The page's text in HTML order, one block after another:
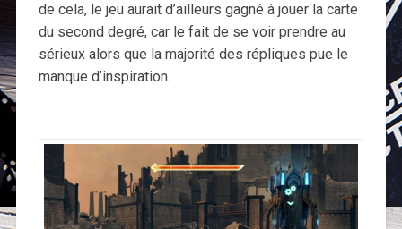
de cela, le jeu aurait d’ailleurs gagné à jouer la carte
du second degré, car le fait de se voir prendre au
sérieux alors que la majorité des répliques pue le
manque d’inspiration.